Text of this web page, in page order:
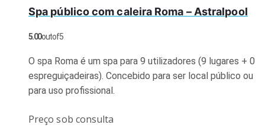
Spa público com caleira Roma – Astralpool
5.00out of 5
O spa Roma é um spa para 9 utilizadores (9 lugares + 0
espreguiçadeiras). Concebido para ser local público ou
para uso profissional.
Preço sob consulta